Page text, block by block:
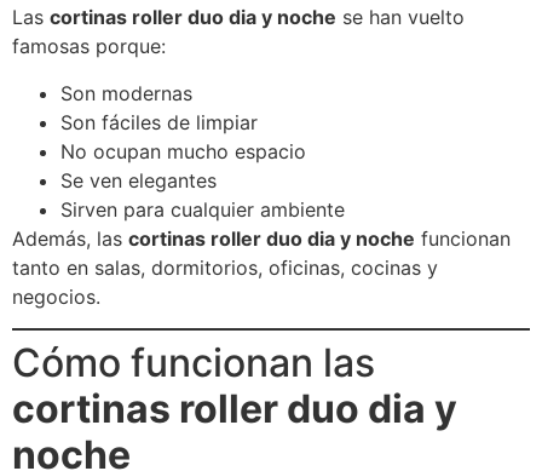
Las cortinas roller duo dia y noche se han vuelto
famosas porque:
Son modernas
Son fáciles de limpiar
No ocupan mucho espacio
Se ven elegantes
Sirven para cualquier ambiente
Además, las cortinas roller duo dia y noche funcionan
tanto en salas, dormitorios, oficinas, cocinas y
negocios.
Cómo funcionan las
cortinas roller duo dia y
noche